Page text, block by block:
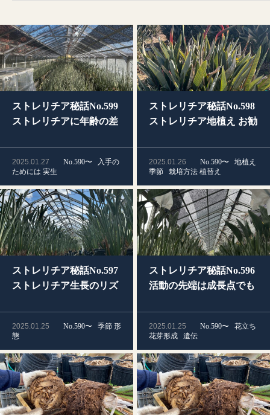
ストレリチア秘話No.599
ストレリチアに年齢の差
2025.01.27 No.590〜
入手の
ためには 実生
ストレリチア秘話No.598
ストレリチア地植え お勧
2025.01.26 No.590〜
地植え
季節
栽培方法 植替え
ストレリチア秘話No.597
ストレリチア生長のリズ
2025.01.25 No.590〜 季節 形
態
ストレリチア秘話No.596
活動の先端は成長点でも
2025.01.25 No.590〜
花立ち
花芽形成
遺伝